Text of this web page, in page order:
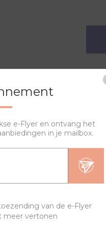
VRAGEN?
je horloge samenstellen.
e-Flyer en ontvang het
in je mailbox.
van de e-Flyer
meer vertonen